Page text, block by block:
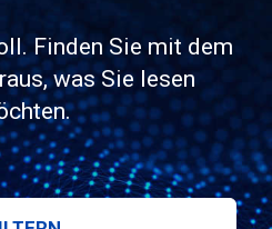
Finden Sie mit dem
was Sie lesen